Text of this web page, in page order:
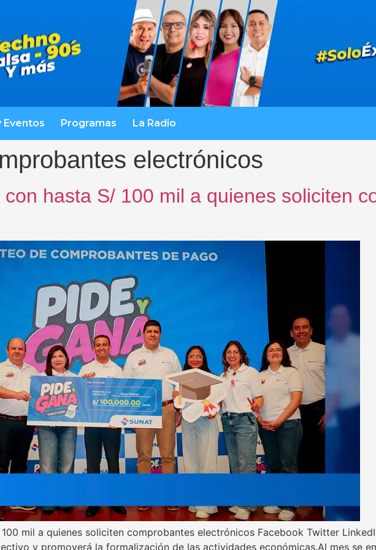
Eventos Programas La Radio
electrónicos
con hasta S/ 100 mil a quienes soliciten
100 mil a quienes soliciten comprobantes electrónicos Facebook Twitter
y promoverá la formalización de las actividades económicas.Al mes se